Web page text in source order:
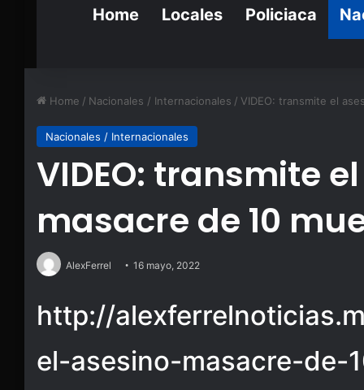
Home Locales Policiaca
Home / Nacionales / Internacionales / VIDEO: transmite el
Nacionales / Internacionales
VIDEO: transmite
masacre de 10
AlexFerrel 16 mayo, 2022
http://
el-asesino-masacre-de-